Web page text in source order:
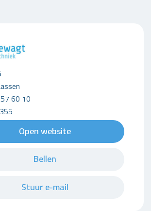
60 10
Open website
Bellen
Stuur e-mail